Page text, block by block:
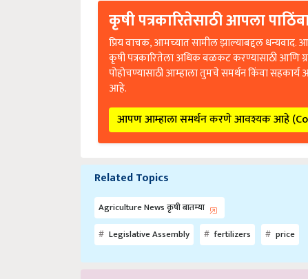
कृषी पत्रकारितेसाठी आपला
प्रिय वाचक, आमच्यात सामील झाल्याबद्दल धन्यवाद.
कृषी पत्रकारितेला अधिक बळकट करण्यासाठी आणि
पोहोचण्यासाठी आम्हाला तुमचे समर्थन किंवा
आहे.
आपण आम्हाला समर्थन करणे आवश्यक आहे
Related Topics
Agriculture News कृषी बातम्या
Legislative Assembly
fertilizers price